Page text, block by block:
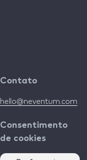
Contato
hello@neventum.com
Consentimento
de cookies